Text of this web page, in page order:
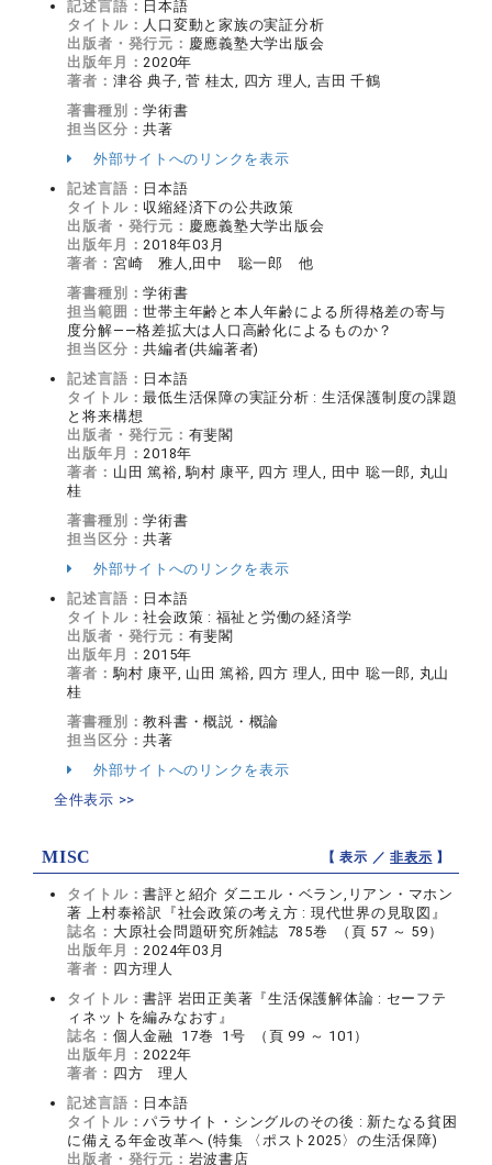
記述言語： 日本語
タイトル： 人口変動と家族の実証分析
出版者・発行元： 慶應義塾大学出版会
出版年月：2020年
著者： 津谷 典子, 菅 桂太, 四方 理人, 吉田 千鶴
著書種別：学術書
担当区分：共著
外部サイトへのリンクを表示
記述言語： 日本語
タイトル： 収縮経済下の公共政策
出版者・発行元： 慶應義塾大学出版会
出版年月：2018年03月
著者： 宮崎 雅人,田中 聡一郎 他
著書種別：学術書
担当範囲：世帯主年齢と本人年齢による所得格差の寄与
度分解――格差拡大は人口高齢化によるものか？
担当区分：共編者(共編著者)
記述言語： 日本語
タイトル：最低生活保障の実証分析 : 生活保護制度の課題
と将来構想
出版者・発行元： 有斐閣
出版年月：2018年
著者： 山田 篤裕, 駒村 康平, 四方 理人, 田中 聡一郎, 丸山
桂
著書種別：学術書
担当区分：共著
外部サイトへのリンクを表示
記述言語： 日本語
タイトル：社会政策 : 福祉と労働の経済学
出版者・発行元： 有斐閣
出版年月：2015年
著者：駒村 康平, 山田 篤裕, 四方 理人, 田中 聡一郎, 丸山
桂
著書種別：教科書・概説・概論
担当区分：共著
外部サイトへのリンクを表示
全件表示 >>
MISC 【 表示 ／非表示 】
タイトル：書評と紹介 ダニエル・ベラン,リアン・マホン
著 上村泰裕訳『社会政策の考え方 : 現代世界の見取図』
誌名： 大原社会問題研究所雑誌 785巻 （頁 57 ～ 59）
出版年月：2024年03月
著者： 四方理人
タイトル：書評 岩田正美著『生活保護解体論 : セーフテ
ィネットを編みなおす』
誌名： 個人金融 17巻 1号 （頁 99 ～ 101）
出版年月：2022年
著者： 四方 理人
記述言語： 日本語
タイトル：パラサイト・シングルのその後 : 新たなる貧困
に備える年金改革へ (特集 〈ポスト2025〉の生活保障)
出版者・発行元： 岩波書店